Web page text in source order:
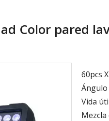
Color pared
60pcs
Ángulo
Vida
Mezcla